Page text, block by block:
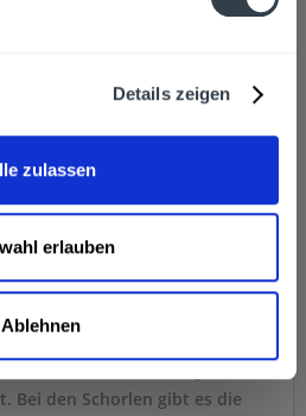
Details zeigen
zulassen
erlauben
Ablehnen
und Limonaden. Bei den
Varianten, die
bestehen. Beim
Apfel, Orange und Banane.
modernen Smoothies Mango-
und Erdbeere-Banane.
Bei den Schorlen gibt es die